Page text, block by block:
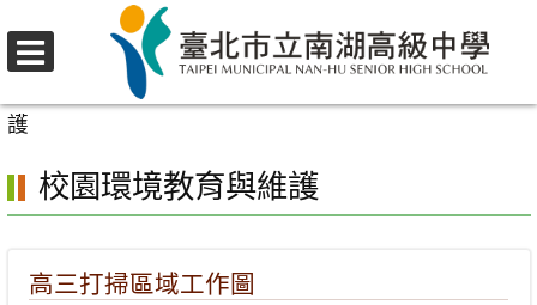
至
要
區
行政單位
護
校園環境教育與維護
高三打掃區域工作圖
選
單